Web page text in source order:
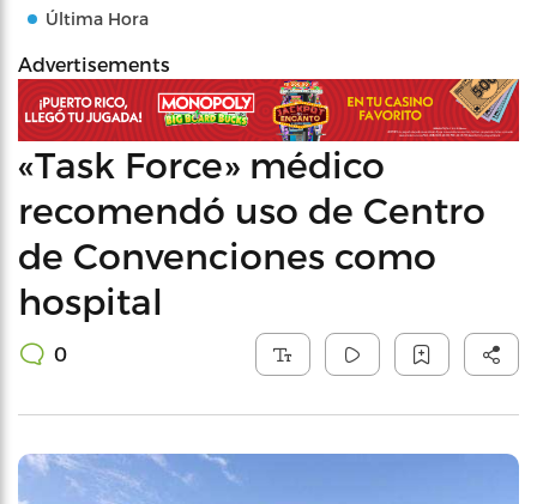
Última Hora
Advertisements
«Task Force» médico
recomendó uso de Centro
de Convenciones como
hospital
0